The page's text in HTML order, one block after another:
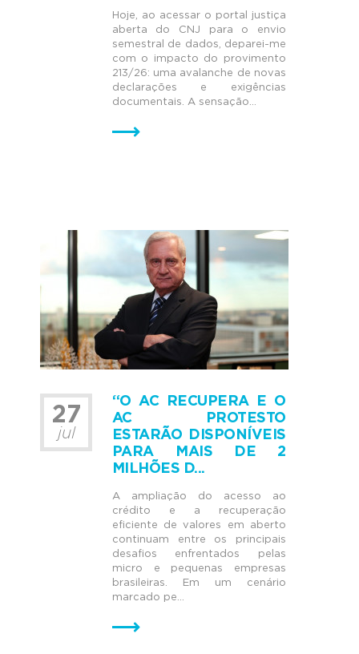
Hoje, ao acessar o portal justiça
aberta do CNJ para o envio
semestral de dados, deparei-me
com o impacto do provimento
213/26: uma avalanche de novas
declarações e exigências
documentais. A sensação...
27
jul
“O AC RECUPERA E O
AC PROTESTO
ESTARÃO DISPONÍVEIS
PARA MAIS DE 2
MILHÕES D...
A ampliação do acesso ao
crédito e a recuperação
eficiente de valores em aberto
continuam entre os principais
desafios enfrentados pelas
micro e pequenas empresas
brasileiras. Em um cenário
marcado pe...